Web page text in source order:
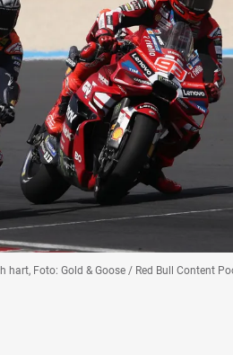
Foto: Gold & Goose / Red Bull Content